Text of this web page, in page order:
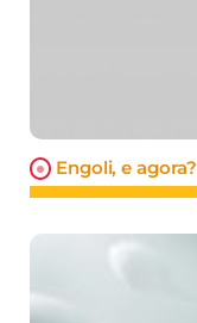
Engoli, e agora?